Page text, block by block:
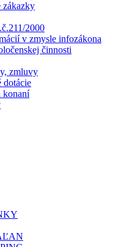
2000
v zmysle infozákona
činnosti
zmluvy
dotácie
konaní